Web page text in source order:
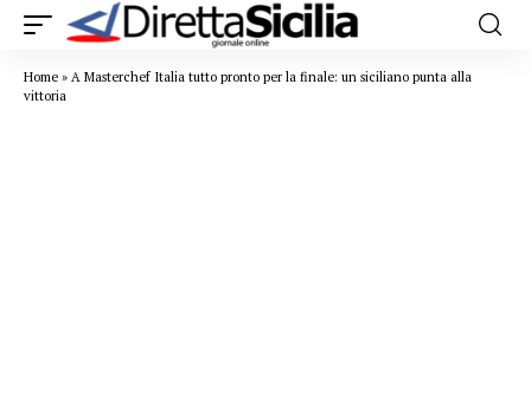
Home » A Masterchef Italia tutto pronto per la finale: un siciliano punta alla
vittoria